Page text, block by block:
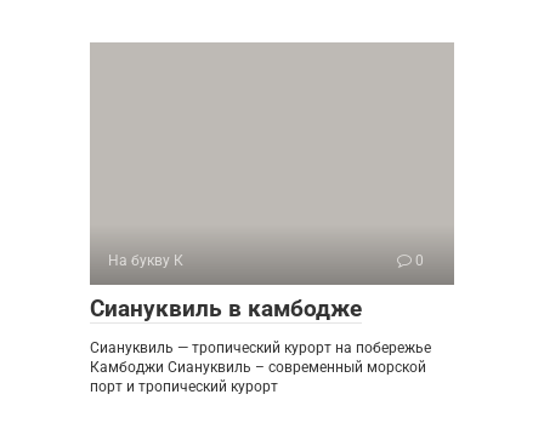
На букву К 0
Сиануквиль в камбодже
Сиануквиль — тропический курорт на побережье
Камбоджи Сиануквиль – современный морской
порт и тропический курорт